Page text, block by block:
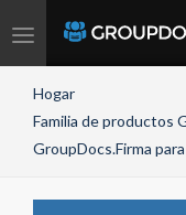
Toggle
Hogar
Familia de productos
GroupDocs.Firma